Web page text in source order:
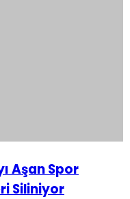
Aşan Spor
Siliniyor